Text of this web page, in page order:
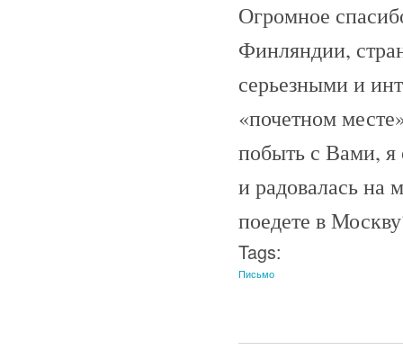
Огромное
Финляндии,
серьезными и
«почетном
побыть с Вами,
и радовалась на
поедете в
Tags:
Письмо